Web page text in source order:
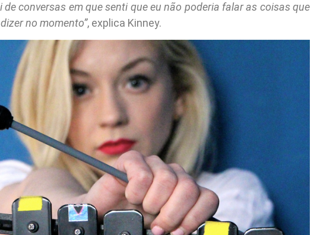
conversas em que senti que eu não poderia falar as coisas que
no momento”, explica Kinney.